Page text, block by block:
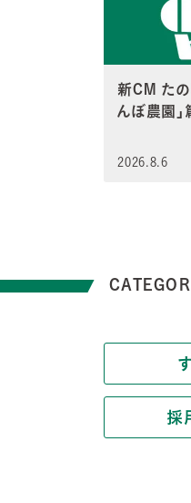
新CM たの
んぼ農園」
2026.8.6
採